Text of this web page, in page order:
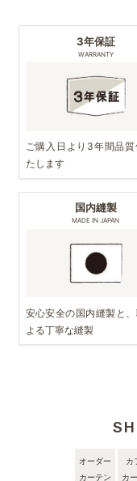
3年保証
WARRANTY
ご購入日より3年間品
たします
国内縫製
MADE IN JAPAN
安心安全の国内縫製と
よる丁寧な縫製
オーダー
カーテン
カ
カ